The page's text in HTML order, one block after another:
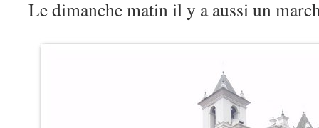
Le dimanche matin il y a aussi un